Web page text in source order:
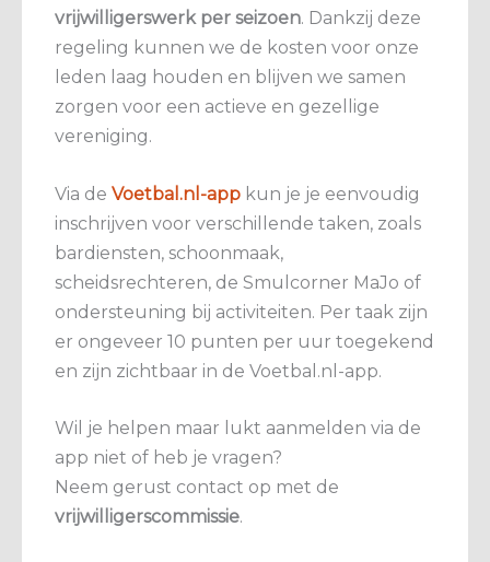
vrijwilligerswerk per seizoen. Dankzij deze
regeling kunnen we de kosten voor onze
leden laag houden en blijven we samen
zorgen voor een actieve en gezellige
vereniging.
Via de Voetbal.nl-app kun je je eenvoudig
inschrijven voor verschillende taken, zoals
bardiensten, schoonmaak,
scheidsrechteren, de Smulcorner MaJo of
ondersteuning bij activiteiten. Per taak zijn
er ongeveer 10 punten per uur toegekend
en zijn zichtbaar in de Voetbal.nl-app.
Wil je helpen maar lukt aanmelden via de
app niet of heb je vragen?
Neem gerust contact op met de
vrijwilligerscommissie.